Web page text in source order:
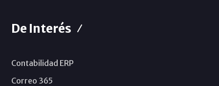
De Interés
Contabilidad ERP
Correo 365